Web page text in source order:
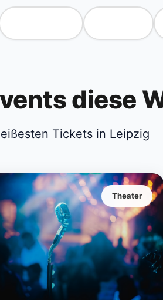
diese
Tickets in Leipzig
Theater